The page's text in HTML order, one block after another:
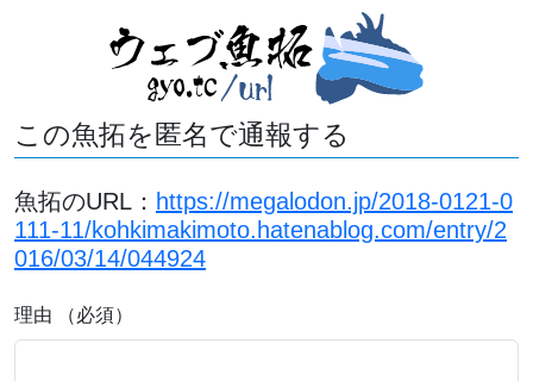
この魚拓を匿名で通報する
魚拓のURL： https://megalodon.jp/2018-0121-0
111-11/kohkimakimoto.hatenablog.com/entry/2
016/03/14/044924
理由 （必須）